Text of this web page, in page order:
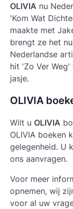
OLIVIA nu
'Kom Wat
maakte met
brengt ze het
Nederlandse
hit 'Zo Ver Weg'
jasje.
OLIVIA
Wilt u OLIVIA
OLIVIA boeken
gelegenheid. U
ons aanvragen.
Voor meer
opnemen, wij
voor al uw